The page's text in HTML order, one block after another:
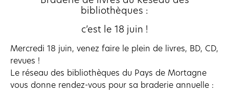
bibliothèques :
c’est le 18 juin !
Mercredi 18 juin, venez faire le plein de livres, BD, CD,
revues !
Le réseau des bibliothèques du Pays de Mortagne
vous donne rendez-vous pour sa braderie annuelle :